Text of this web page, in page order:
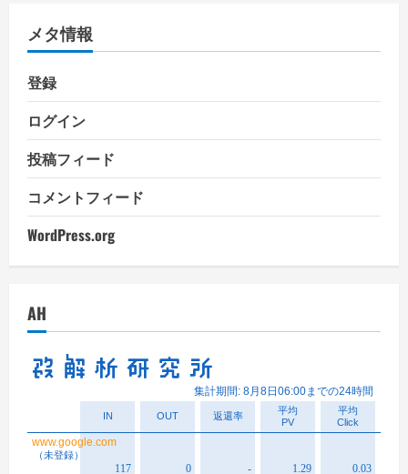
ー
メタ情報
登録
ログイン
投稿フィード
コメントフィード
WordPress.org
AH